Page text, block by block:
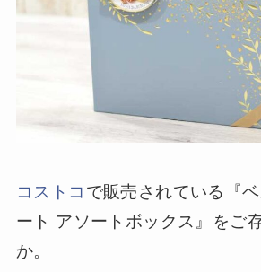
コストコ で販売されている『
ート アソートボックス』をご
か。